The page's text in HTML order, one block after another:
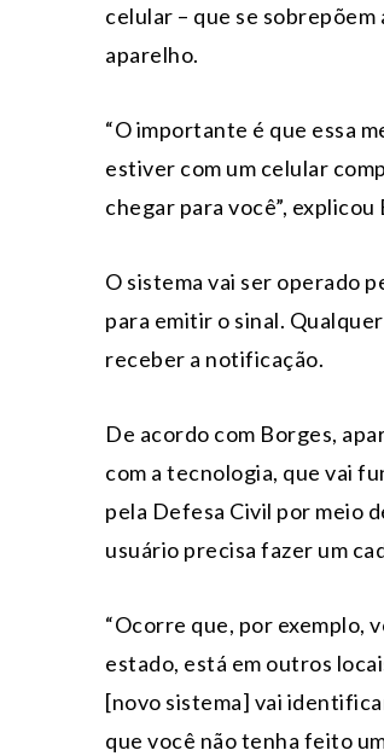
celular – que se sobrepõem
aparelho.
“O importante é que essa
estiver com um celular
chegar para você”, explicou
O sistema vai ser operado
para emitir o sinal.
receber a notificação.
De acordo com Borges,
com a tecnologia, que vai
pela Defesa Civil por meio
usuário precisa fazer um
“Ocorre que, por exemplo,
estado, está em outros
[novo sistema] vai
que você não tenha feito